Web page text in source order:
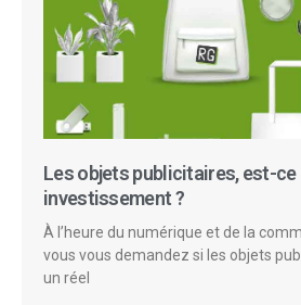
Les objets publicitaires, est-ce
investissement ?
À l’heure du numérique et de la
vous vous demandez si les objets
un réel